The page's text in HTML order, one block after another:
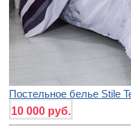
Постельное белье Stile
10 000 руб.